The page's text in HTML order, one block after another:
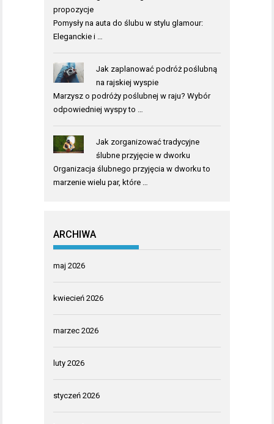
propozycje
Pomysły na auta do ślubu w stylu glamour:
Eleganckie i …
Jak zaplanować podróż poślubną
na rajskiej wyspie
Marzysz o podróży poślubnej w raju? Wybór
odpowiedniej wyspy to …
Jak zorganizować tradycyjne
ślubne przyjęcie w dworku
Organizacja ślubnego przyjęcia w dworku to
marzenie wielu par, które …
ARCHIWA
maj 2026
kwiecień 2026
marzec 2026
luty 2026
styczeń 2026